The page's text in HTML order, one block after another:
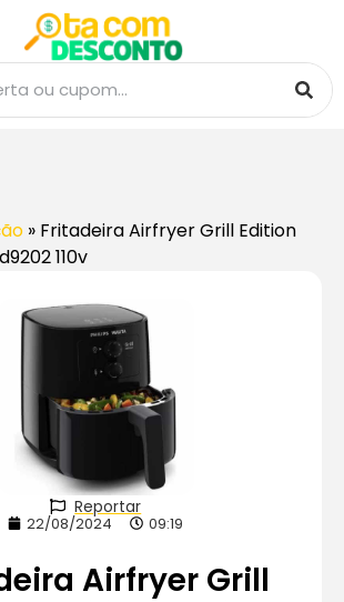
» Fritadeira Airfryer Grill Edition
110v
Reportar
22/08/2024 09:19
Airfryer Grill